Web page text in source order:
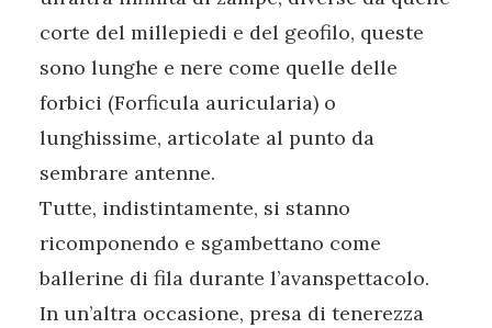
corte del millepiedi e del geofilo, queste
sono lunghe e nere come quelle delle
forbici (Forficula auricularia) o
lunghissime, articolate al punto da
sembrare antenne.
Tutte, indistintamente, si stanno
ricomponendo e sgambettano come
ballerine di fila durante l’avanspettacolo.
In un’altra occasione, presa di tenerezza